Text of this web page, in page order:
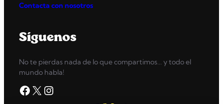
Contacta con nosotros
Síguenos
No te pierdas nada de lo que compartimos… y todo el
mundo habla!
Facebook X Instagram